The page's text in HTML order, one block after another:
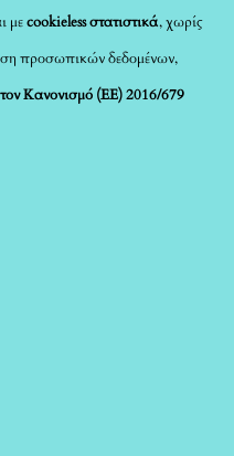
μεcookieless στατιστικά, χωρίς
προσωπικών δεδομένων,
Κανονισμό (ΕΕ) 2016/679